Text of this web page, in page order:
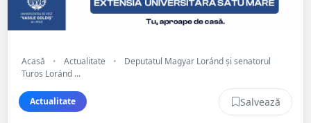
Acasă • Actualitate •
Deputatul Magyar Loránd și senatorul
Turos Loránd ...
Actualitate Salvează